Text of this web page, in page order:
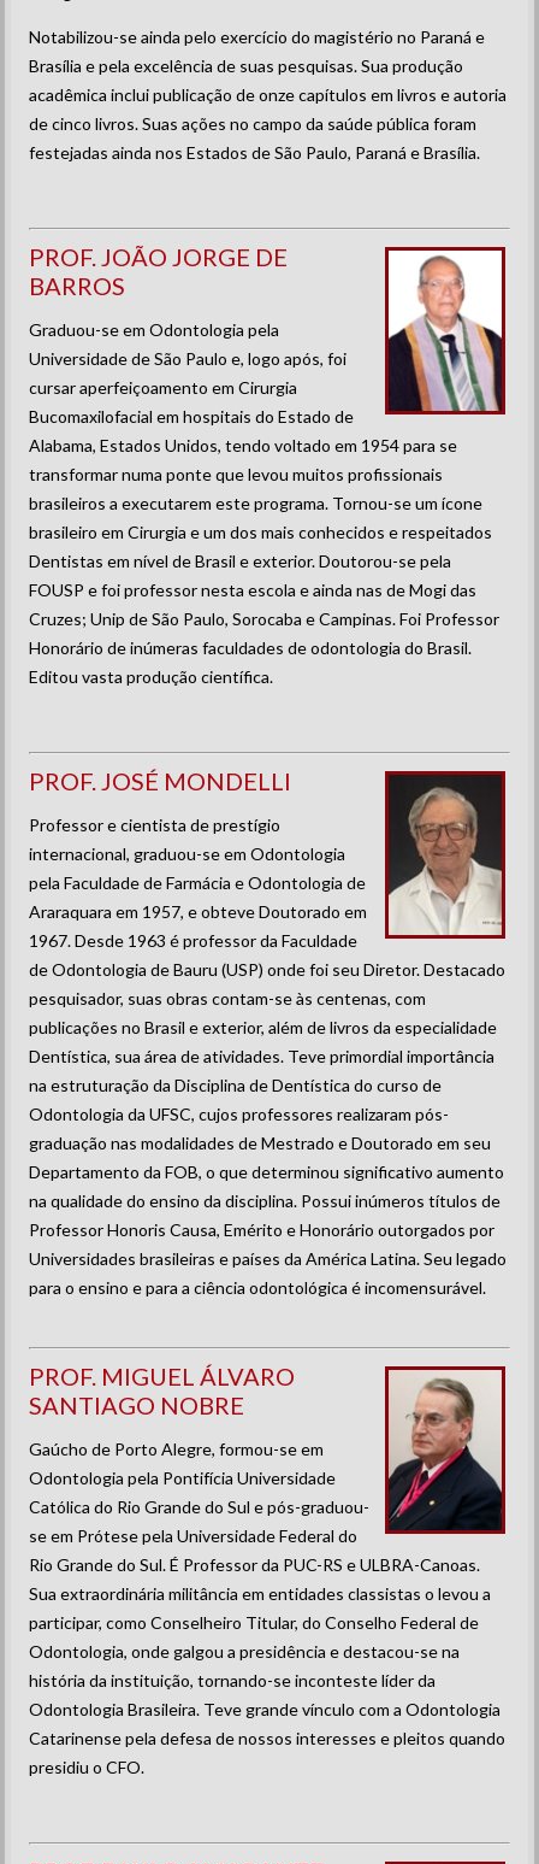
Notabilizou-se ainda pelo exercício do magistério no Paraná e
Brasília e pela excelência de suas pesquisas. Sua produção
acadêmica inclui publicação de onze capítulos em livros e autoria
de cinco livros. Suas ações no campo da saúde pública foram
festejadas ainda nos Estados de São Paulo, Paraná e Brasília.
PROF. JOÃO JORGE DE
BARROS
Graduou-se em Odontologia pela
Universidade de São Paulo e, logo após, foi
cursar aperfeiçoamento em Cirurgia
Bucomaxilofacial em hospitais do Estado de
Alabama, Estados Unidos, tendo voltado em 1954 para se
transformar numa ponte que levou muitos profissionais
brasileiros a executarem este programa. Tornou-se um ícone
brasileiro em Cirurgia e um dos mais conhecidos e respeitados
Dentistas em nível de Brasil e exterior. Doutorou-se pela
FOUSP e foi professor nesta escola e ainda nas de Mogi das
Cruzes; Unip de São Paulo, Sorocaba e Campinas. Foi Professor
Honorário de inúmeras faculdades de odontologia do Brasil.
Editou vasta produção científica.
PROF. JOSÉ MONDELLI
Professor e cientista de prestígio
internacional, graduou-se em Odontologia
pela Faculdade de Farmácia e Odontologia de
Araraquara em 1957, e obteve Doutorado em
1967. Desde 1963 é professor da Faculdade
de Odontologia de Bauru (USP) onde foi seu Diretor. Destacado
pesquisador, suas obras contam-se às centenas, com
publicações no Brasil e exterior, além de livros da especialidade
Dentística, sua área de atividades. Teve primordial importância
na estruturação da Disciplina de Dentística do curso de
Odontologia da UFSC, cujos professores realizaram pós-
graduação nas modalidades de Mestrado e Doutorado em seu
Departamento da FOB, o que determinou significativo aumento
na qualidade do ensino da disciplina. Possui inúmeros títulos de
Professor Honoris Causa, Emérito e Honorário outorgados por
Universidades brasileiras e países da América Latina. Seu legado
para o ensino e para a ciência odontológica é incomensurável.
PROF. MIGUEL ÁLVARO
SANTIAGO NOBRE
Gaúcho de Porto Alegre, formou-se em
Odontologia pela Pontifícia Universidade
Católica do Rio Grande do Sul e pós-graduou-
se em Prótese pela Universidade Federal do
Rio Grande do Sul. É Professor da PUC-RS e ULBRA-Canoas.
Sua extraordinária militância em entidades classistas o levou a
participar, como Conselheiro Titular, do Conselho Federal de
Odontologia, onde galgou a presidência e destacou-se na
história da instituição, tornando-se inconteste líder da
Odontologia Brasileira. Teve grande vínculo com a Odontologia
Catarinense pela defesa de nossos interesses e pleitos quando
presidiu o CFO.